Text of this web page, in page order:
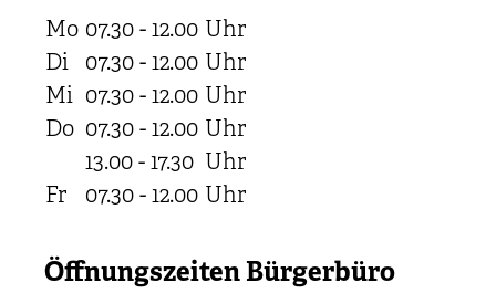
Mo 07.30 - 12.00 Uhr
Di
07.30 - 12.00 Uhr
Mi 07.30 - 12.00 Uhr
Do 07.30 - 12.00 Uhr
13.00 - 17.30 Uhr
Fr
07.30 - 12.00 Uhr
Öffnungszeiten Bürgerbüro